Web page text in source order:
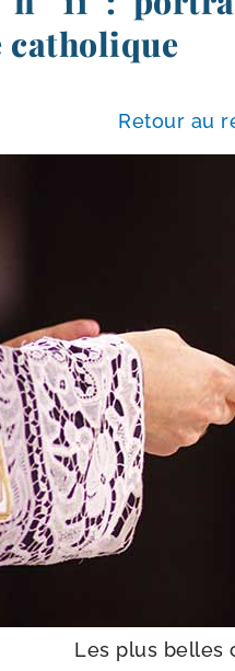
catholique
Retour au
Les plus belles